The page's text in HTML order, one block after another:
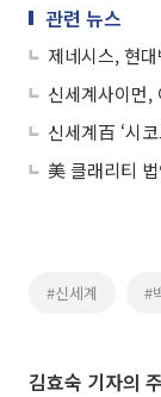
관련 뉴스
신세계사이먼,
#신세계 #
김효숙 기자의